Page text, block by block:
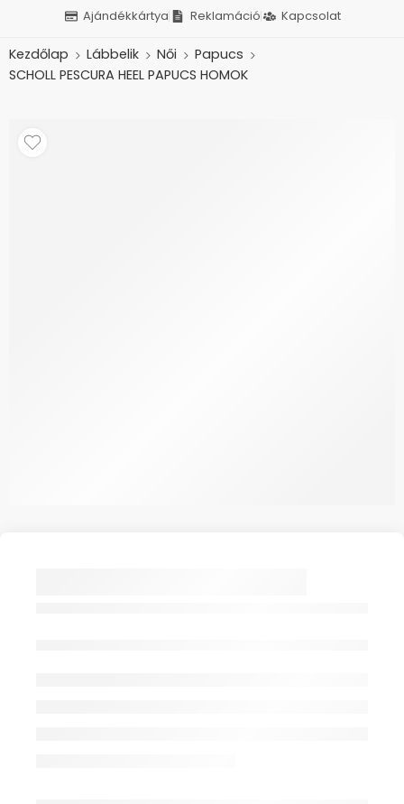
Ajándékkártya Reklamáció Kapcsolat
Kezdőlap Lábbelik Női
Papucs
SCHOLL PESCURA HEEL PAPUCS HOMOK